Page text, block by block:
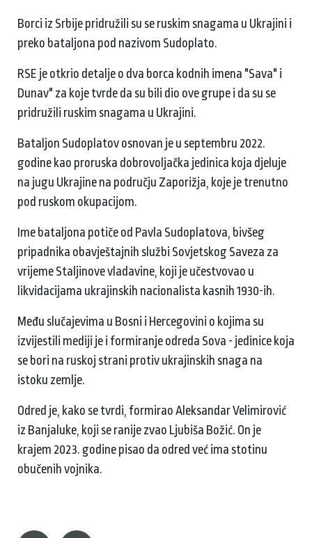
Borci iz Srbije pridružili su se ruskim snagama u Ukrajini i
preko bataljona pod nazivom Sudoplato.
RSE je otkrio detalje o dva borca kodnih imena "Sava" i
Dunav" za koje tvrde da su bili dio ove grupe i da su se
pridružili ruskim snagama u Ukrajini.
​Bataljon Sudoplatov osnovan je u septembru 2022.
godine kao proruska dobrovoljačka jedinica koja djeluje
na jugu Ukrajine na području Zaporižja, koje je trenutno
pod ruskom okupacijom.
Ime bataljona potiče od Pavla Sudoplatova, bivšeg
pripadnika obavještajnih službi Sovjetskog Saveza za
vrijeme Staljinove vladavine, koji je učestvovao u
likvidacijama ukrajinskih nacionalista kasnih 1930-ih.
Među slučajevima u Bosni i Hercegovini o kojima su
izvijestili mediji je i formiranje odreda Sova - jedinice koja
se bori na ruskoj strani protiv ukrajinskih snaga na
istoku zemlje.
Odred je, kako se tvrdi, formirao Aleksandar Velimirović
iz Banjaluke, koji se ranije zvao Ljubiša Božić. On je
krajem 2023. godine pisao da odred već ima stotinu
obučenih vojnika.